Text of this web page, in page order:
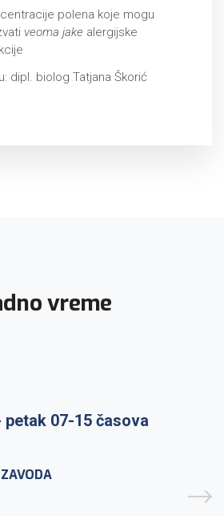
polena koje mogu
veoma jake alergijske
dipl. biolog Tatjana Škorić
vreme
petak 07-15 časova
ponedeljak-petak 7-